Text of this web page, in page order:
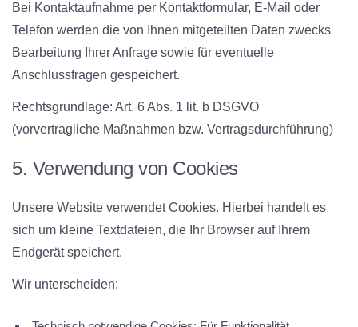
Bei Kontaktaufnahme per Kontaktformular, E-Mail oder
Telefon werden die von Ihnen mitgeteilten Daten zwecks
Bearbeitung Ihrer Anfrage sowie für eventuelle
Anschlussfragen gespeichert.
Rechtsgrundlage: Art. 6 Abs. 1 lit. b DSGVO
(vorvertragliche Maßnahmen bzw. Vertragsdurchführung)
5. Verwendung von Cookies
Unsere Website verwendet Cookies. Hierbei handelt es
sich um kleine Textdateien, die Ihr Browser auf Ihrem
Endgerät speichert.
Wir unterscheiden: